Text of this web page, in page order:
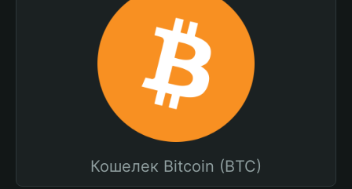
Кошелек Bitcoin (BTC)